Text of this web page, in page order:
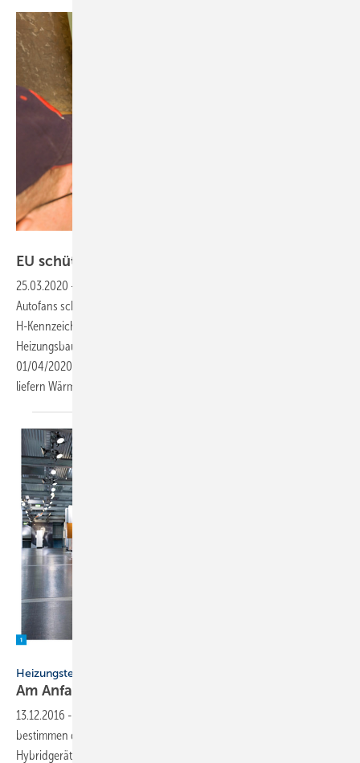
EU schützt alte
25.03.2020 -
Autofans schlägt höher, wenn ein Oldtimer mit dem steuergünstigen
H-Kennzeichen vorbeituckert. Ähnliche Lichtblicke sind jetzt auch im
Heizungsbau zu erwarten. Mit Einführung der EU-Richtlinie
01/04/2020 können alte Heizkessel nochmals eingebaut werden und
liefern Wärme in gewohnter Qualität. Aber lesen Sie
Heizungstechnik von gestern bis heute
Am Anfang war das
13.12.2016 -
bestimmen die Entwicklung im Heizungsmarkt: Brennstoffzellen,
Hybridgeräte, schaltende Kollektoren und Heizungssteuerung per